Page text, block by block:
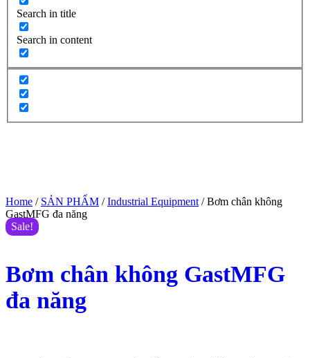
Search in title
Search in content
Home / SẢN PHẨM /Industrial Equipment / Bơm chân không
GastMFG đa năng
Sale!
Bơm chân không GastMFG
đa năng